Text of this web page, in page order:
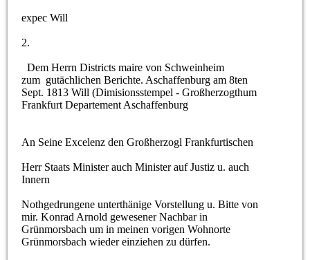
expec Will
2.
Dem Herrn Districts maire von Schweinheim
zum gutächlichen Berichte. Aschaffenburg am 8ten
Sept. 1813 Will (Dimisionsstempel - Großherzogthum
Frankfurt Departement Aschaffenburg
An Seine Excelenz den Großherzogl Frankfurtischen
Herr Staats Minister auch Minister auf Justiz u. auch
Innern
Nothgedrungene unterthänige Vorstellung u. Bitte von
mir. Konrad Arnold gewesener Nachbar in
Grünmorsbach um in meinen vorigen Wohnorte
Grünmorsbach wieder einziehen zu dürfen.